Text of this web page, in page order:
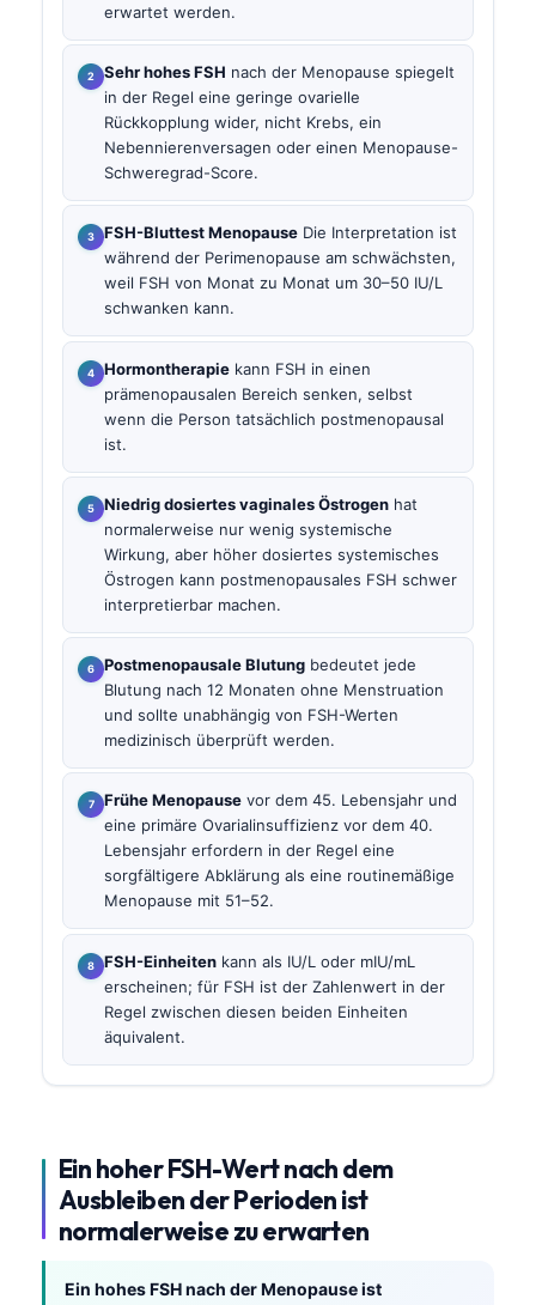
erwartet werden.
Sehr hohes FSH nach der Menopause spiegelt
in der Regel eine geringe ovarielle
Rückkopplung wider, nicht Krebs, ein
Nebennierenversagen oder einen Menopause-
Schweregrad-Score.
FSH-Bluttest Menopause Die Interpretation ist
während der Perimenopause am schwächsten,
weil FSH von Monat zu Monat um 30–50 IU/L
schwanken kann.
Hormontherapie kann FSH in einen
prämenopausalen Bereich senken, selbst
wenn die Person tatsächlich postmenopausal
ist.
Niedrig dosiertes vaginales Östrogen hat
normalerweise nur wenig systemische
Wirkung, aber höher dosiertes systemisches
Östrogen kann postmenopausales FSH schwer
interpretierbar machen.
Postmenopausale Blutung bedeutet jede
Blutung nach 12 Monaten ohne Menstruation
und sollte unabhängig von FSH-Werten
medizinisch überprüft werden.
Frühe Menopause vor dem 45. Lebensjahr und
eine primäre Ovarialinsuffizienz vor dem 40.
Lebensjahr erfordern in der Regel eine
sorgfältigere Abklärung als eine routinemäßige
Menopause mit 51–52.
FSH-Einheiten kann als IU/L oder mIU/mL
erscheinen; für FSH ist der Zahlenwert in der
Regel zwischen diesen beiden Einheiten
äquivalent.
Ein hoher FSH-Wert nach dem
Ausbleiben der Perioden ist
normalerweise zu erwarten
Ein hohes FSH nach der Menopause ist